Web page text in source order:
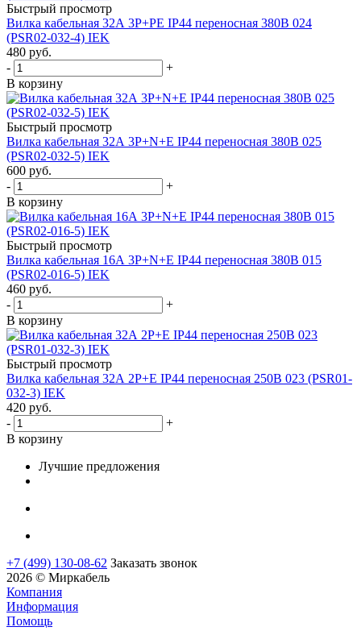
Быстрый просмотр
Вилка кабельная 32А 3Р+PE IР44 переносная 380В 024
(PSR02-032-4) IEK
480 руб.
-
+
В корзину
Быстрый просмотр
Вилка кабельная 32А 3Р+N+Е IР44 переносная 380В 025
(PSR02-032-5) IEK
600 руб.
-
+
В корзину
Быстрый просмотр
Вилка кабельная 16А 3Р+N+E IР44 переносная 380В 015
(PSR02-016-5) IEK
460 руб.
-
+
В корзину
Быстрый просмотр
Вилка кабельная 32А 2Р+E IР44 переносная 250В 023 (PSR01-
032-3) IEK
420 руб.
-
+
В корзину
Лучшие предложения
+7 (499) 130-08-62 Заказать звонок
2026 © Миркабель
Компания
Информация
Помощь